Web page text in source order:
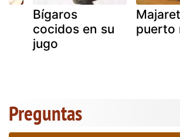
Bígaros
cocidos en su
jugo
puerto
Preguntas